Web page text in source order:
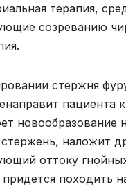
терапия,
созреванию
стержня
пациента
новообразование
стержень, наложит
оттоку
походить